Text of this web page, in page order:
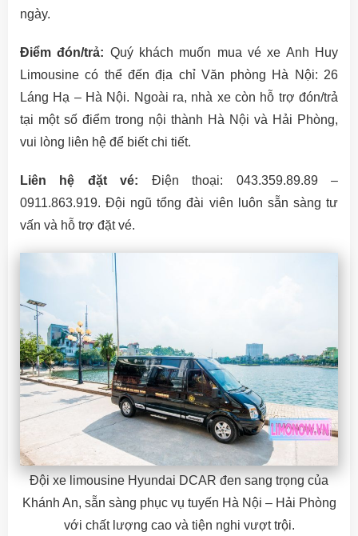
ngày.
Điểm đón/trả: Quý khách muốn mua vé xe Anh Huy
Limousine có thể đến địa chỉ Văn phòng Hà Nội: 26
Láng Hạ – Hà Nội. Ngoài ra, nhà xe còn hỗ trợ đón/trả
tại một số điểm trong nội thành Hà Nội và Hải Phòng,
vui lòng liên hệ để biết chi tiết.
Liên hệ đặt vé: Điện thoại: 043.359.89.89 –
0911.863.919. Đội ngũ tổng đài viên luôn sẵn sàng tư
vấn và hỗ trợ đặt vé.
Đội xe limousine Hyundai DCAR đen sang trọng của
Khánh An, sẵn sàng phục vụ tuyến Hà Nội – Hải Phòng
với chất lượng cao và tiện nghi vượt trội.